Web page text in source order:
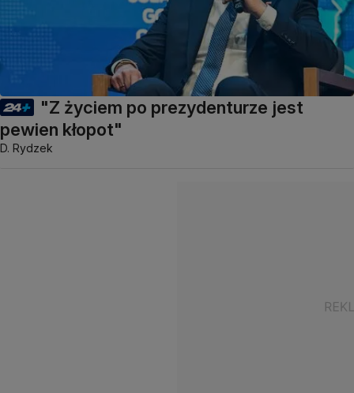
"Z życiem po prezydenturze jest
pewien kłopot"
D. Rydzek